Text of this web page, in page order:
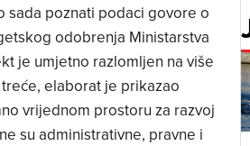
sada poznati podaci govore o
odobrenja Ministarstva
je umjetno razlomljen na više
elaborat je prikazao
vrijednom prostoru za razvoj
su administrativne, pravne i